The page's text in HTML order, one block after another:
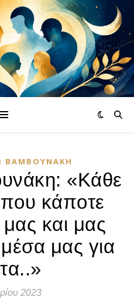
ΒΑΜΒΟΥΝΆΚΗ
«Κάθε
κάποτε
και μας
μας για
2023